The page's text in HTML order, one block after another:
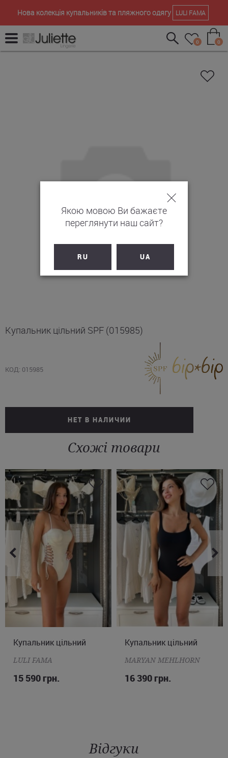
Нова колекція купальників та пляжного одягу LULI FAMA
0 0
Купальник цільний SPF (015985)
КОД: 015985
НЕТ В НАЛИЧИИ
Схожі товари
S M L
Купальник цільний
LULI FAMA
15 590 грн.
M L XL 2XL
Купальник цільний
MARYAN MEHLHORN
16 390 грн.
Відгуки
Якою мовою Ви бажаєте
переглянути наш сайт?
RU UA